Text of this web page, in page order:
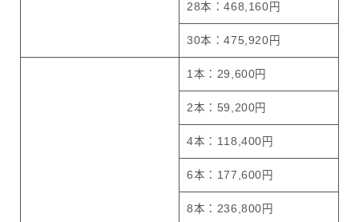
28本：468,160円
30本：475,920円
1本：29,600円
2本：59,200円
4本：118,400円
6本：177,600円
8本：236,800円